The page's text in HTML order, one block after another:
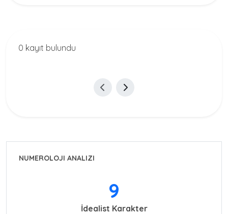
0 kayıt bulundu
NUMEROLOJI ANALIZI
9
İdealist Karakter